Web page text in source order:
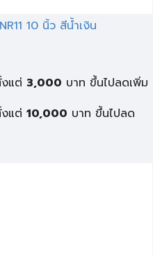
10 นิ้ว สีน้ำเงิน
แต่ 3,000 บาท ขึ้นไปลดเพิ่ม
แต่ 10,000 บาท ขึ้นไปลด